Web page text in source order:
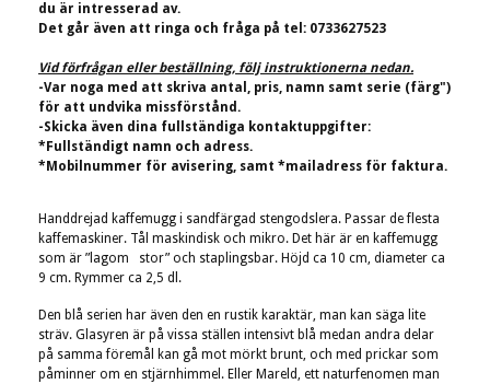
du är intresserad av.
Det går även att ringa och fråga på tel: 0733627523
Vid förfrågan eller beställning, följ instruktionerna nedan.
-Var noga med att skriva antal, pris, namn samt serie (färg")
för att undvika missförstånd.
-Skicka även dina fullständiga kontaktuppgifter:
*Fullständigt namn och adress.
*Mobilnummer för avisering, samt *mailadress för faktura.
Handdrejad kaffemugg i sandfärgad stengodslera. Passar de flesta
kaffemaskiner. Tål maskindisk och mikro. Det här är en kaffemugg
som är ”lagom stor” och staplingsbar. Höjd ca 10 cm, diameter ca
9 cm. Rymmer ca 2,5 dl.
Den blå serien har även den en rustik karaktär, man kan säga lite
sträv. Glasyren är på vissa ställen intensivt blå medan andra delar
på samma föremål kan gå mot mörkt brunt, och med prickar som
påminner om en stjärnhimmel. Eller Mareld, ett naturfenomen man